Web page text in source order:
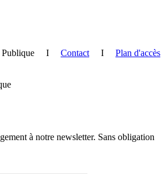
Publique I Contact I Plan d'accès
à notre newsletter. Sans obligation